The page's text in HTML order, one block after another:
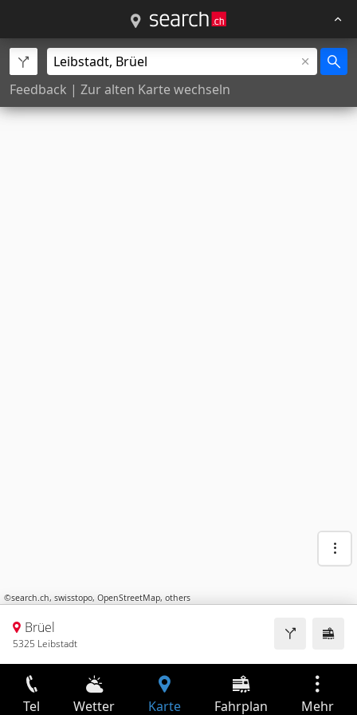
Feedback | Zur alten Karte wechseln
©search.ch, swisstopo, OpenStreetMap, others
Brüel
5325 Leibstadt
Tel Wetter Karte Fahrplan Mehr